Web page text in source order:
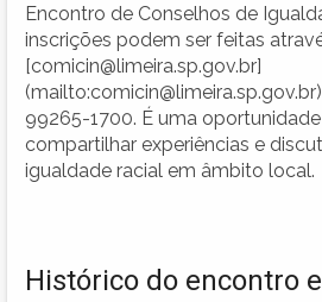
Encontro de Conselhos de
inscrições podem ser feitas
[comicin@limeira.sp.gov.br]
(mailto:comicin@limeira.sp.gov.br
99265-1700. É uma
compartilhar experiências e
igualdade racial em âmbito local.
Histórico do encontro